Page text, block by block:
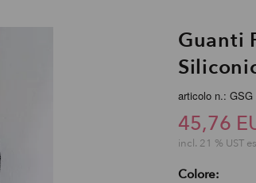
Guanti
articolo n.: GSG
45,76
incl. 21 % UST
Colore: